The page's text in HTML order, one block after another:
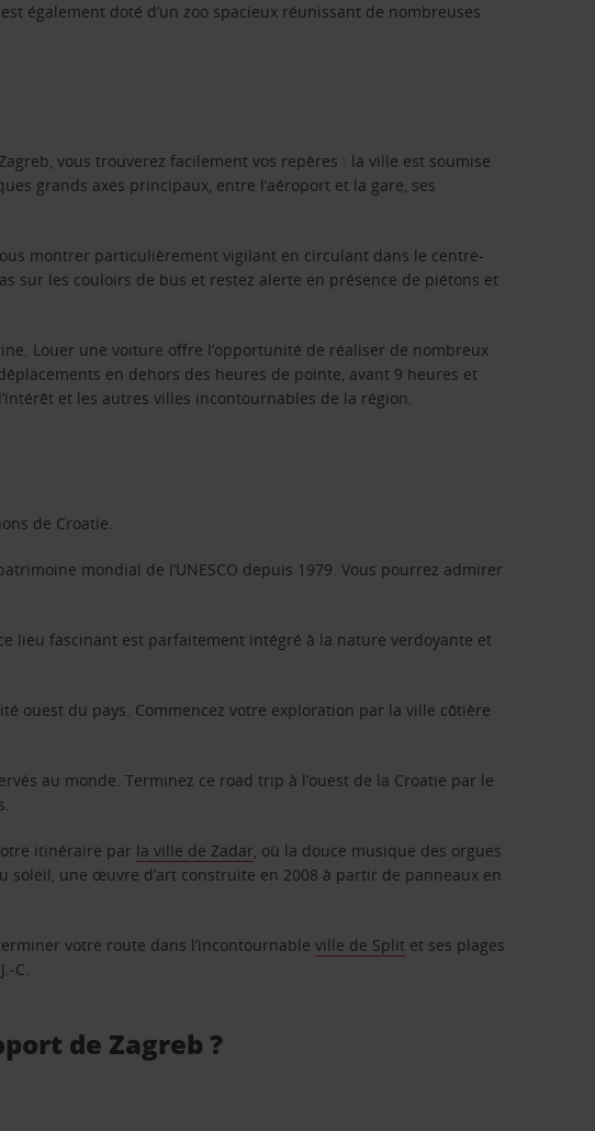
également doté d’un zoo spacieux réunissant de nombreuses
vous trouverez facilement vos repères : la ville est soumise
grands axes principaux, entre l’aéroport et la gare, ses
montrer particulièrement vigilant en circulant dans le centre-
sur les couloirs de bus et restez alerte en présence de piétons et
Louer une voiture offre l’opportunité de réaliser de nombreux
en dehors des heures de pointe, avant 9 heures et
et les autres villes incontournables de la région.
de Croatie.
mondial de l’UNESCO depuis 1979. Vous pourrez admirer
lieu fascinant est parfaitement intégré à la nature verdoyante et
ouest du pays. Commencez votre exploration par la ville côtière
au monde. Terminez ce road trip à l’ouest de la Croatie par le
itinéraire par la ville de Zadar, où la douce musique des orgues
une œuvre d’art construite en 2008 à partir de panneaux en
votre route dans l’incontournableville de Split et ses plages
C.
de Zagreb ?